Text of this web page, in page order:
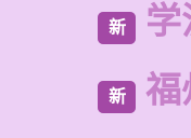
新
新 福